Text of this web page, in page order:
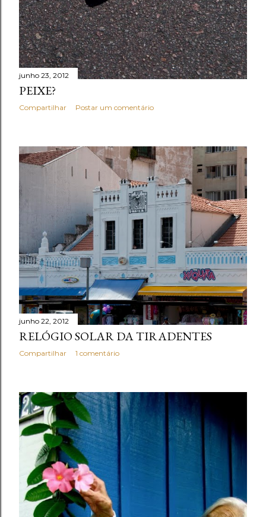
junho 23, 2012
PEIXE?
Compartilhar Postar um comentário
junho 22, 2012
RELÓGIO SOLAR DA TIRADENTES
Compartilhar 1 comentário